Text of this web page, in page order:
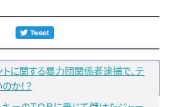
に関する暴力団関係者逮捕で、テ
か！？